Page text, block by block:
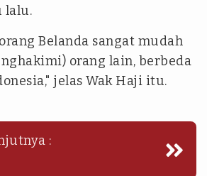
lalu.
Belanda sangat mudah
orang lain, berbeda
jelas Wak Haji itu.
: